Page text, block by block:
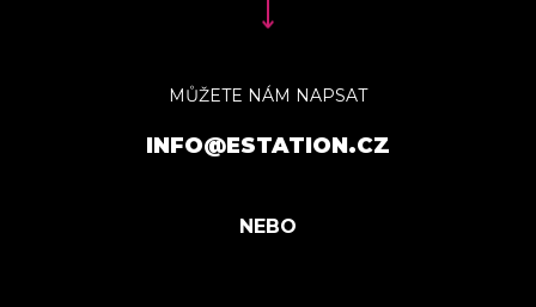
MŮŽETE NÁM NAPSAT
INFO@ESTATION.CZ